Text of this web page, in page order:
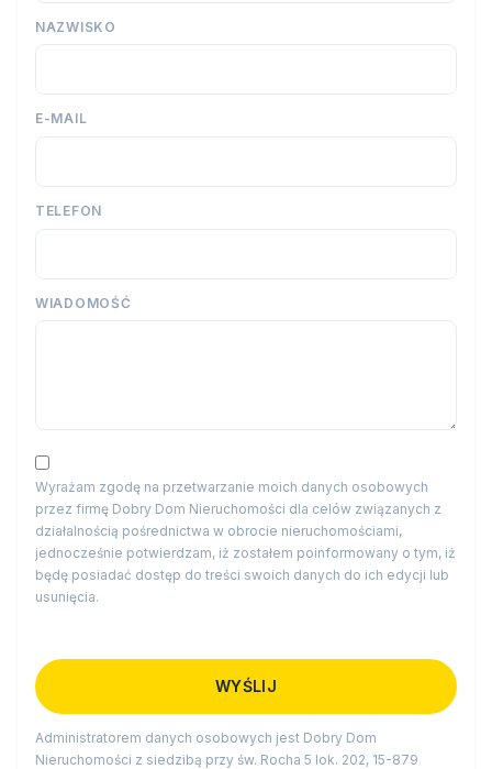
NAZWISKO
E-MAIL
TELEFON
WIADOMOŚĆ
Wyrażam zgodę na przetwarzanie moich danych osobowych
przez firmę Dobry Dom Nieruchomości dla celów związanych z
działalnością pośrednictwa w obrocie nieruchomościami,
jednocześnie potwierdzam, iż zostałem poinformowany o tym, iż
będę posiadać dostęp do treści swoich danych do ich edycji lub
usunięcia.
Administratorem danych osobowych jest Dobry Dom
Nieruchomości z siedzibą przy św. Rocha 5 lok. 202, 15-879